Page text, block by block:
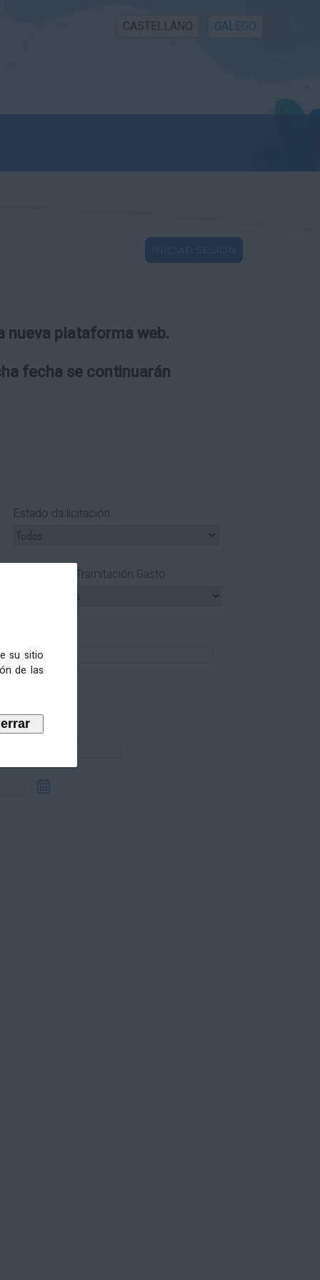
CASTELLANO GALEGO
su sitio
de las
INICIAR SESIÓN
nueva plataforma web.
fecha se continuarán
Estado da licitación
Tipo Tramitación Gasto